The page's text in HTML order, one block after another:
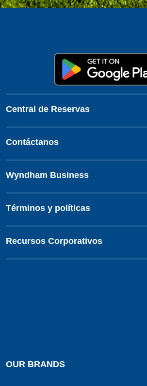
Central de Reservas
Contáctanos
Wyndham Business
Términos y políticas
Recursos Corporativos
OUR BRANDS